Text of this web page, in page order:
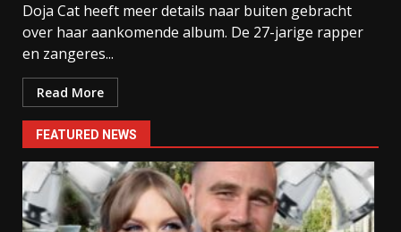
Doja Cat heeft meer details naar buiten gebracht
over haar aankomende album. De 27-jarige rapper
en zangeres...
Read More
FEATURED NEWS